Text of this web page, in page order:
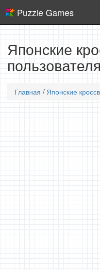
Puzzle Games
Японские
Главная / Японские